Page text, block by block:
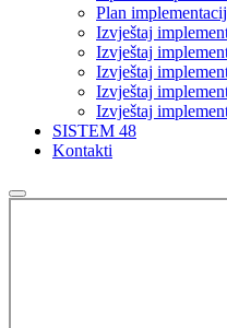
Plan
Izvještaj
Izvještaj
Izvještaj
Izvještaj
Izvještaj
SISTEM 48
Kontakti